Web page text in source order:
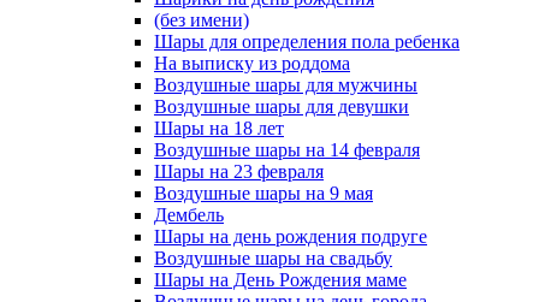
(без имени)
Шары для определения пола ребенка
На выписку из роддома
Воздушные шары для мужчины
Воздушные шары для девушки
Шары на 18 лет
Воздушные шары на 14 февраля
Шары на 23 февраля
Воздушные шары на 9 мая
Дембель
Шары на день рождения подруге
Воздушные шары на свадьбу
Шары на День Рождения маме